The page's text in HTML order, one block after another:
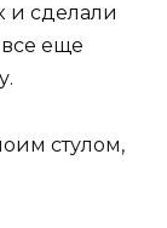
и сделали
еще
стулом,